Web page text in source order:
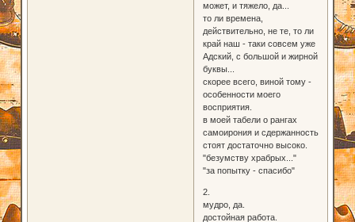
может, и тяжело, да...
то ли времена,
действительно, не те, то ли
край наш - таки совсем уже
Адский, с большой и жирной
буквы...
скорее всего, виной тому -
особенности моего
восприятия.
в моей табели о рангах
самоирония и сдержанность
стоят достаточно высоко.
"безумству храбрых..."
"за попытку - спасибо"
2.
мудро, да.
достойная работа.